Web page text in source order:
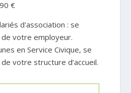
€
d'association : se
votre employeur.
en Service Civique, se
votre structure d’accueil.